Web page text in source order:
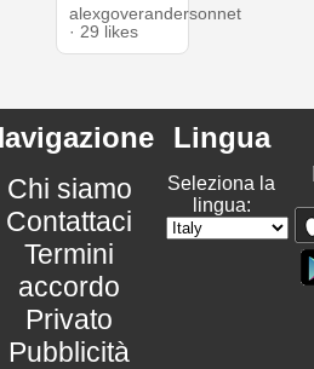
alexgoverandersonnet
· 29 likes
Chi siamo
Contattaci
Termini
accordo
Privato
Pubblicità
Lingua
Seleziona la
lingua: